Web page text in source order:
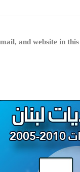
and website in